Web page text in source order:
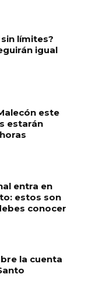
límites?
igual
este
estarán
entra en
estos son
conocer
la cuenta